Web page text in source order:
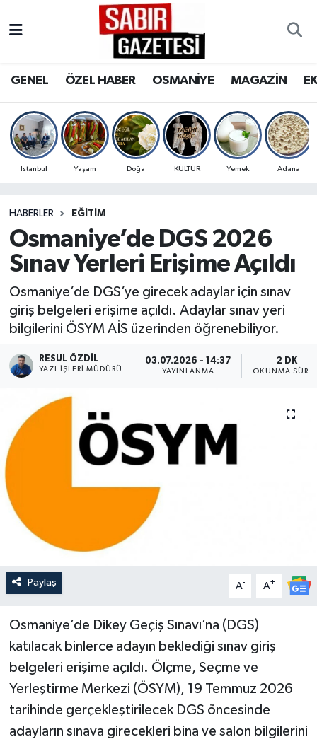
GENEL ÖZEL HABER OSMANİYE MAGAZİN
İstanbul Yaşam Doğa KÜLTÜR Yemek Adana
HABERLER EĞITIM
Osmaniye’de DGS 2026
Sınav Yerleri Erişime Açıldı
Osmaniye’de DGS’ye girecek adaylar için sınav
giriş belgeleri erişime açıldı. Adaylar sınav yeri
bilgilerini ÖSYM AİS üzerinden öğrenebiliyor.
RESUL ÖZDIL
YAZI İŞLERI MÜDÜRÜ
03.07.2026 - 14:37
YAYINLANMA
2 DK
OKUNMA
Paylaş A- A+
Osmaniye’de Dikey Geçiş Sınavı’na (DGS)
katılacak binlerce adayın beklediği sınav giriş
belgeleri erişime açıldı. Ölçme, Seçme ve
Yerleştirme Merkezi (ÖSYM), 19 Temmuz 2026
tarihinde gerçekleştirilecek DGS öncesinde
adayların sınava girecekleri bina ve salon bilgilerini
OSMANİYE
MAGAZİN
SPOR
RESMİ İLANLAR
Osmaniye Nöbetçi Eczaneler
Osmaniye Trafik Yoğunluk Haritası
Süper Lig Puan Durumu ve Fikstür
Son Dakika Haberleri
Haber Arşivi